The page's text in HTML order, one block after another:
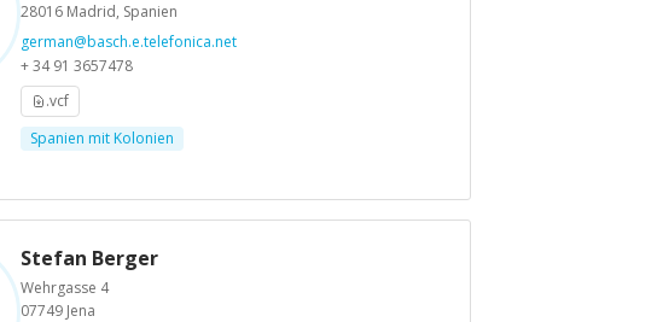
28016 Madrid, Spanien
german@basch.e.telefonica.net
+ 34 91 3657478
.vcf
Spanien mit Kolonien
Stefan Berger
Wehrgasse 4
07749 Jena